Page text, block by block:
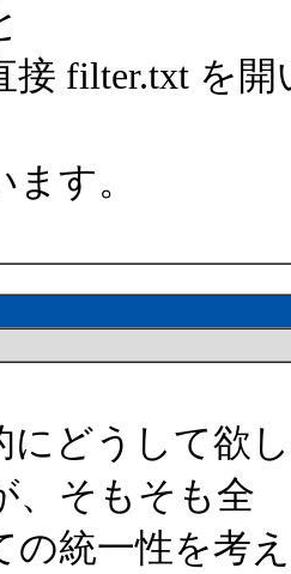
接 filter.txt を
す。
どうして欲
、そもそも全
の統一性を考